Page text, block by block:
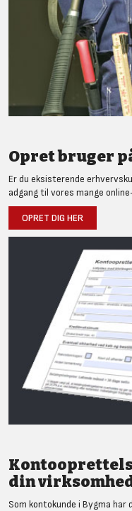
Opret bruger
Er du eksisterende
adgang til vores mange
OPRET DIG HER
din
Som kontokunde i Bygma